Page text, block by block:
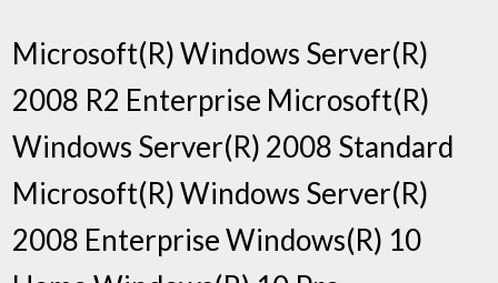
Microsoft(R) Windows Server(R)
2008 R2 Enterprise Microsoft(R)
Windows Server(R) 2008 Standard
Microsoft(R) Windows Server(R)
2008 Enterprise Windows(R) 10